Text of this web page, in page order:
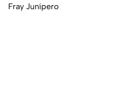
Fray Junípero